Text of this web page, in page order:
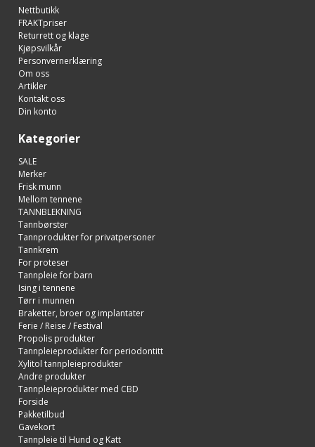
Nettbutikk
FRAKTpriser
Returrett og klage
Kjøpsvilkår
Personvernerklæring
Om oss
Artikler
Kontakt oss
Din konto
Kategorier
SALE
Merker
Frisk munn
Mellom tennene
TANNBLEKNING
Tannbørster
Tannprodukter for privatpersoner
Tannkrem
For proteser
Tannpleie for barn
Ising i tennene
Tørr i munnen
Braketter, broer og implantater
Ferie / Reise / Festival
Propolis produkter
Tannpleieprodukter for periodontitt
Xylitol tannpleieprodukter
Andre produkter
Tannpleieprodukter med CBD
Forside
Pakketilbud
Gavekort
Tannpleie til Hund og Katt